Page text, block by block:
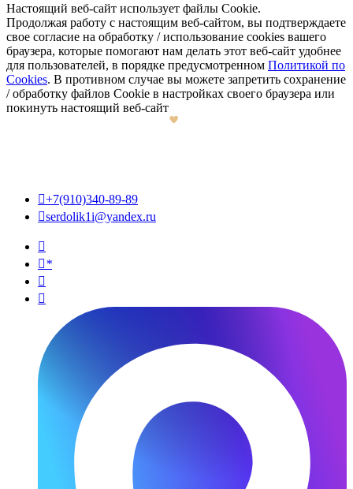
Настоящий веб-сайт использует файлы Cookie.
Продолжая работу с настоящим веб-сайтом, вы подтверждаете
свое согласие на обработку / использование cookies вашего
браузера, которые помогают нам делать этот веб-сайт удобнее
для пользователей, в порядке предусмотренном Политикой по
Cookies. В противном случае вы можете запретить сохранение
/ обработку файлов Cookie в настройках своего браузера или
покинуть настоящий веб-сайт
+7(910)340-89-89
serdolik1i@yandex.ru

*

